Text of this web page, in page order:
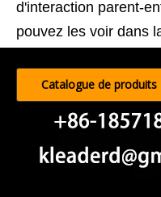
d'interaction parent-
pouvez les voir dans
Catalogue de produits